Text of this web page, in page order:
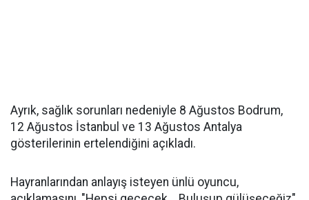
Ayrık, sağlık sorunları nedeniyle 8 Ağustos Bodrum,
12 Ağustos İstanbul ve 13 Ağustos Antalya
gösterilerinin ertelendiğini açıkladı.
Hayranlarından anlayış isteyen ünlü oyuncu,